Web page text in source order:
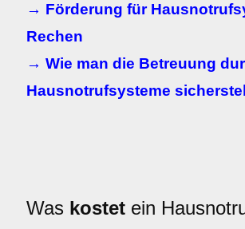
→ Förderung für
Rechen
→ Wie man die Betreuung
Hausnotrufsysteme
Was kostet ein